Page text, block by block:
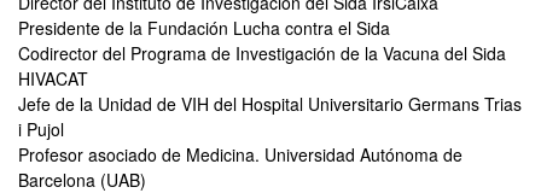
Presidente de la Fundación Lucha contra el Sida
Codirector del Programa de Investigación de la Vacuna del Sida
HIVACAT
Jefe de la Unidad de VIH del Hospital Universitario Germans Trias
i Pujol
Profesor asociado de Medicina. Universidad Autónoma de
Barcelona (UAB)